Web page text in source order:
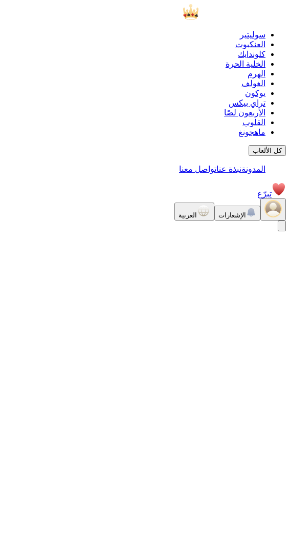
سوليتير
العنكبوت
كلوندايك
الخلية الحرة
الهرم
الغولف
يوكون
تراي بيكس
الأربعون لصًا
القلوب
ماهجونغ
كل الألعاب
المدونةنبذة عناتواصل معنا
تبرّع
الإشعارات العربية